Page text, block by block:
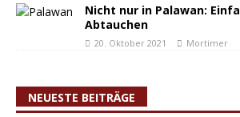
Nicht nur in Palawan:
Abtauchen
20. Oktober 2021 Mortimer
NEUESTE BEITRÄGE